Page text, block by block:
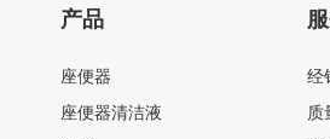
产品
座便器
座便器清洁液
经
质